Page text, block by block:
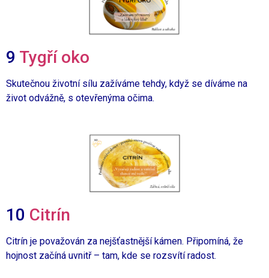
9 Tygří oko
Skutečnou životní sílu zažíváme tehdy, když se díváme na
život odvážně, s otevřenýma očima.
10 Citrín
Citrín je považován za nejšťastnější kámen. Připomíná, že
hojnost začíná uvnitř – tam, kde se rozsvítí radost.